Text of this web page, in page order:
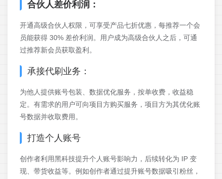
合伙人差价利润：
开通高级合伙人权限，可享受产品七折优惠，每推荐一个会
员能获得 30% 差价利润。用户成为高级合伙人之后，可通
过推荐新会员获取盈利。
承接代刷业务：
为他人提供账号包装、数据优化服务，按单收费，收益稳
定。有需求的用户可向项目方购买服务，项目方为其优化账
号数据并收取费用。
打造个人账号
创作者利用黑科技提升个人账号影响力，后续转化为 IP 变
现、带货收益等。例如创作者通过提升账号数据吸引粉丝，